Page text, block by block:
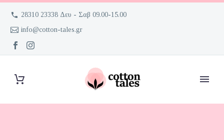
28310 23338 Δευ - Σαβ 09.00-15.00
info@cotton-tales.gr